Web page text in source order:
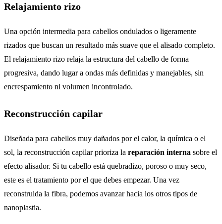
Relajamiento rizo
Una opción intermedia para cabellos ondulados o ligeramente
rizados que buscan un resultado más suave que el alisado completo.
El relajamiento rizo relaja la estructura del cabello de forma
progresiva, dando lugar a ondas más definidas y manejables, sin
encrespamiento ni volumen incontrolado.
Reconstrucción capilar
Diseñada para cabellos muy dañados por el calor, la química o el
sol, la reconstrucción capilar prioriza la reparación interna sobre el
efecto alisador. Si tu cabello está quebradizo, poroso o muy seco,
este es el tratamiento por el que debes empezar. Una vez
reconstruida la fibra, podemos avanzar hacia los otros tipos de
nanoplastia.